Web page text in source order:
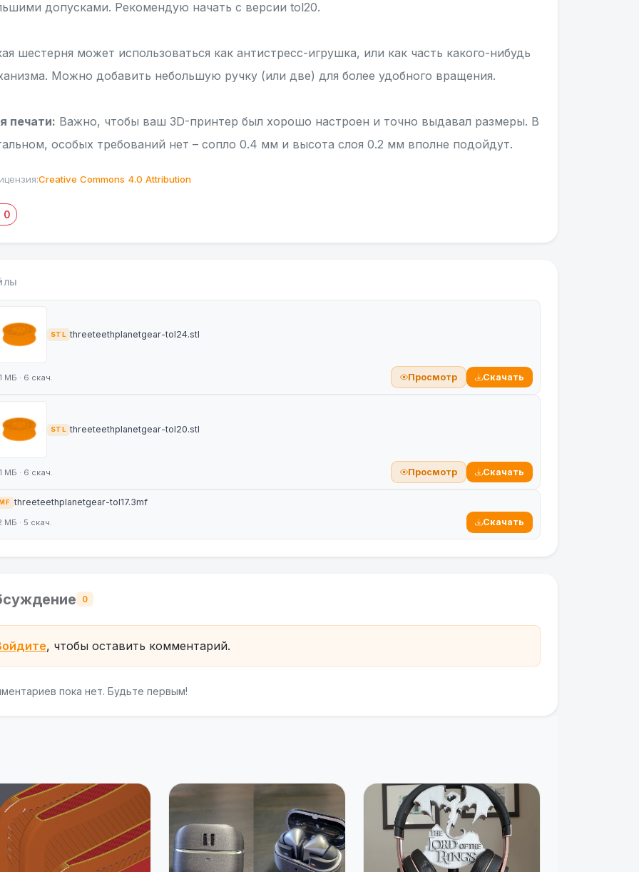
допусками. Рекомендую начать с версии tol20.
шестерня может использоваться как антистресс-игрушка, или как часть какого-нибудь
Можно добавить небольшую ручку (или две) для более удобного вращения.
печати: Важно, чтобы ваш 3D-принтер был хорошо настроен и точно выдавал размеры. В
особых требований нет – сопло 0.4 мм и высота слоя 0.2 мм вполне подойдут.
Creative Commons 4.0 Attribution
0
STL threeteethplanetgear-tol24.stl
МБ · 6 скач. Просмотр Скачать
STL threeteethplanetgear-tol20.stl
МБ · 6 скач. Просмотр Скачать
threeteethplanetgear-tol17.3mf
МБ · 5 скач. Скачать
0
, чтобы оставить комментарий.
пока нет. Будьте первым!